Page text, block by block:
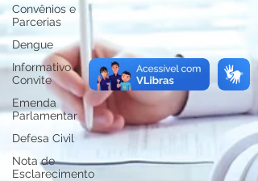
Convênios e
Parcerias
Dengue
Informativo e
Convite
Emenda
Parlamentar
Defesa Civil
Nota de
Esclarecimento